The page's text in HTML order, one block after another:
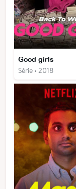
Good girls
Série • 2018